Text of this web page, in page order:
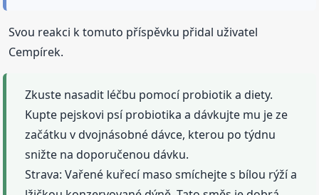
Svou reakci k tomuto příspěvku přidal uživatel
Cempírek.
Zkuste nasadit léčbu pomocí probiotik a diety.
Kupte pejskovi psí probiotika a dávkujte mu je ze
začátku v dvojnásobné dávce, kterou po týdnu
snižte na doporučenou dávku.
Strava: Vařené kuřecí maso smíchejte s bílou rýží a